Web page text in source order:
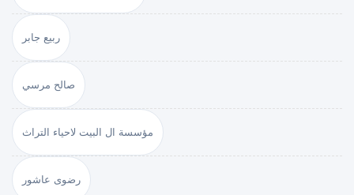
ربيع جابر
صالح مرسي
مؤسسة ال البيت لاحياء التراث
رضوى عاشور